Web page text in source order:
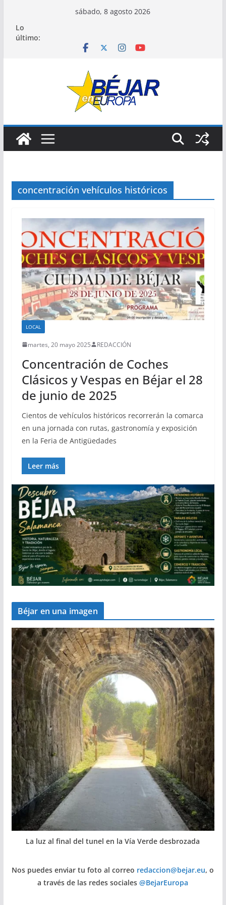
contenido
sábado, 8 agosto 2026
Lo
último:
concentración vehículos históricos
LOCAL
martes, 20 mayo 2025 REDACCIÓN
Concentración de Coches
Clásicos y Vespas en Béjar el 28
de junio de 2025
Cientos de vehículos históricos recorrerán la comarca
en una jornada con rutas, gastronomía y exposición
en la Feria de Antigüedades
Leer más
Béjar en una imagen
La luz al final del tunel en la Vía Verde desbrozada
Nos puedes enviar tu foto al correo redaccion@bejar.eu, o
a través de las redes sociales@BejarEuropa